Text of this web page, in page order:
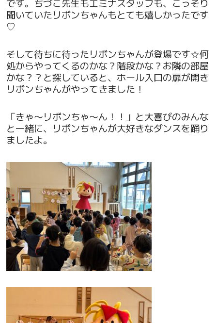
です。ちづこ先生もエミナスタッフも、こっそり
聞いていたリボンちゃんもとても嬉しかったです
♡
そして待ちに待ったリボンちゃんが登場です☆何
処からやってくるのかな？階段かな？お隣の部屋
かな？？と探していると、ホール入口の扉が開き
リボンちゃんがやってきました！
「きゃ〜リボンちゃ〜ん！！」と大喜びのみんな
と一緒に、リボンちゃんが大好きなダンスを踊り
ましたよ。